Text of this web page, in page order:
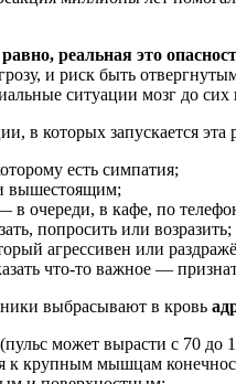
равно, реальная это
и риск быть
ситуации мозг до
в которых запускается эта
есть симпатия;
вышестоящим;
в очереди, в кафе, по
попросить или возразить;
агрессивен или
что-то важное —
выбрасывают в кровь
может вырасти с 70 до
к крупным мышцам